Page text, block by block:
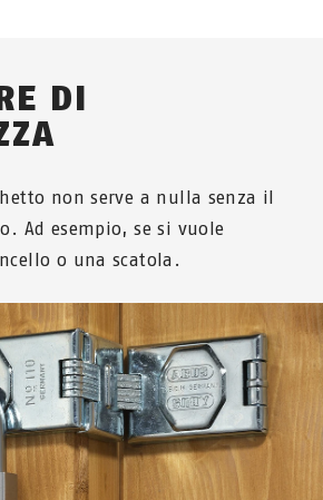
DI
non serve a nulla senza il
Ad esempio, se si vuole
o una scatola.